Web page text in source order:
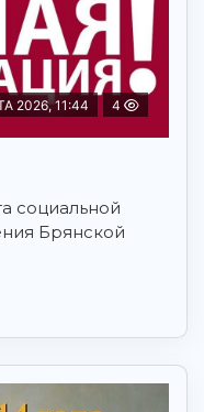
2026, 11:44 4
социальной
Брянской